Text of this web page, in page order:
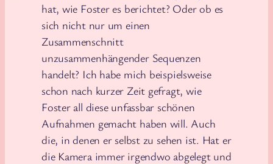
hat, wie Foster es berichtet? Oder ob es
sich nicht nur um einen
Zusammenschnitt
unzusammenhängender Sequenzen
handelt? Ich habe mich beispielsweise
schon nach kurzer Zeit gefragt, wie
Foster all diese unfassbar schönen
Aufnahmen gemacht haben will. Auch
die, in denen er selbst zu sehen ist. Hat er
die Kamera immer irgendwo abgelegt und